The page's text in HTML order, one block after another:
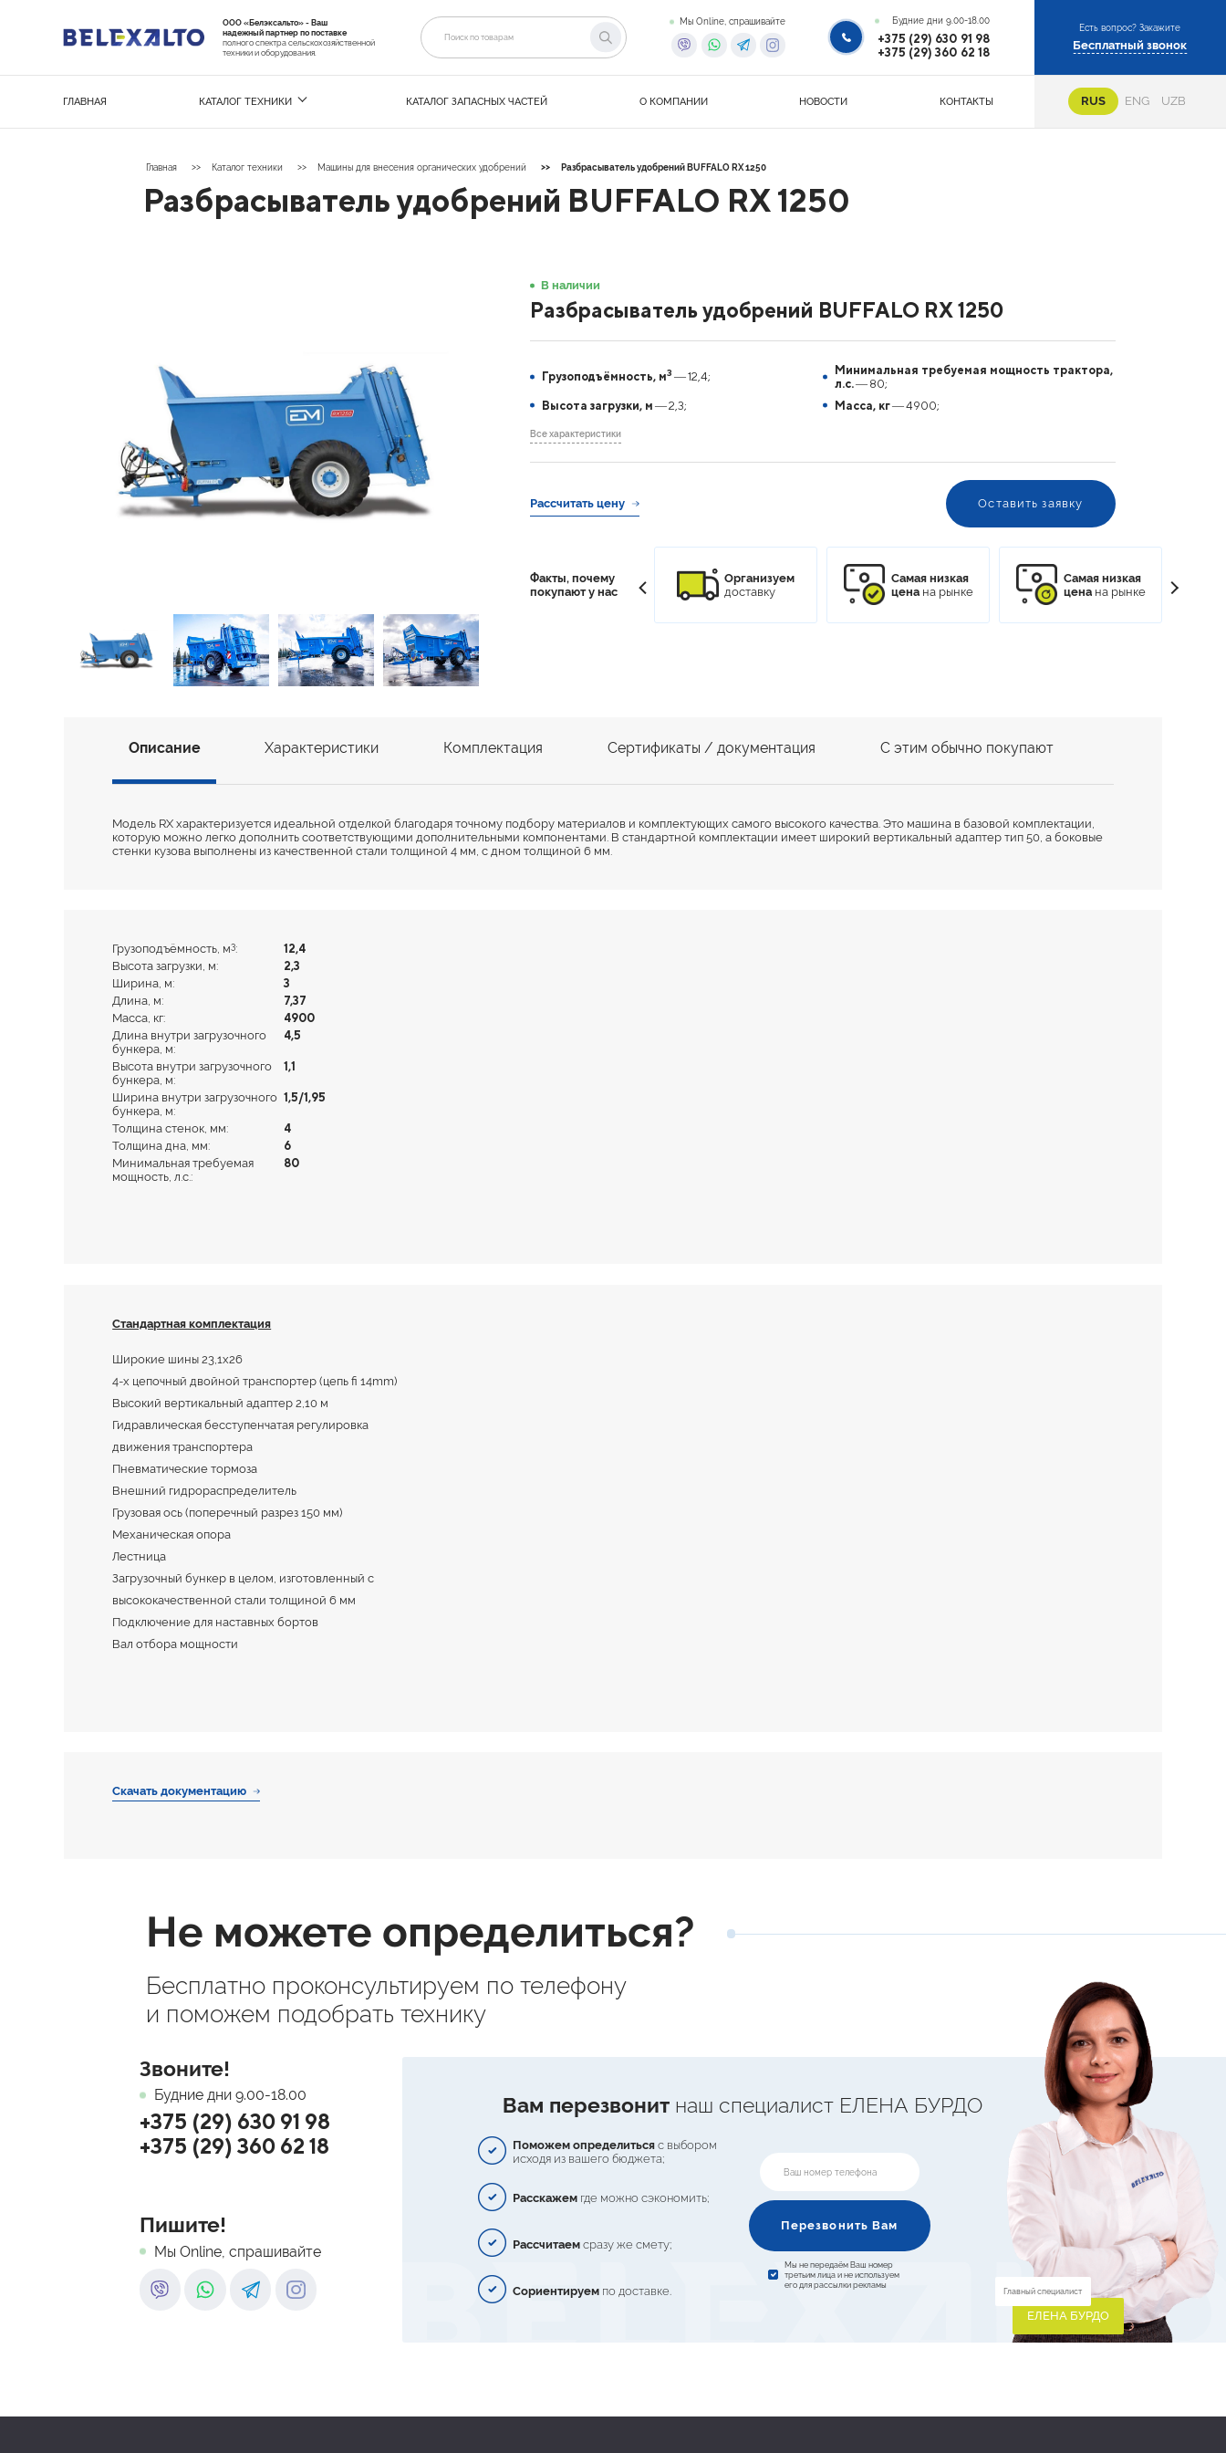
ООО «Белэксальто» - Ваш
надежный партнер по поставке
полного спектра сельскохозяйственной
техники и оборудования.
Мы Online, спрашивайте Будние дни 9.00-18.00
+375 (29) 630 91 98
+375 (29) 360 62 18
Есть вопрос? Закажите
Бесплатный звонок
ГЛАВНАЯ КАТАЛОГ ТЕХНИКИ КАТАЛОГ ЗАПАСНЫХ ЧАСТЕЙ О КОМПАНИИ НОВОСТИ КОНТАКТЫ RUS ENG UZB
Главная Каталог техники Машины для внесения органических удобрений Разбрасыватель удобрений BUFFALO RX 1250
Разбрасыватель удобрений BUFFALO RX 1250
В наличии
Разбрасыватель удобрений BUFFALO RX 1250
Грузоподъёмность, м3 ― 12,4;
Минимальная требуемая мощность трактора,
л.с.― 80;
Высота загрузки, м ― 2,3; Масса, кг― 4900;
Все характеристики
Рассчитать цену Оставить заявку
Факты, почему
покупают у нас
100% гарантия
возврата денег
Организуем
доставку
Самая низкая
ценана рынке
Самая низкая
ценана рынке
Описание Характеристики Комплектация Сертификаты / документация С этим обычно покупают
Модель RX характеризуется идеальной отделкой благодаря точному подбору материалов и комплектующих самого высокого качества. Это машина в базовой комплектации,
которую можно легко дополнить соответствующими дополнительными компонентами. В стандартной комплектации имеет широкий вертикальный адаптер тип 50, а боковые
стенки кузова выполнены из качественной стали толщиной 4 мм, с дном толщиной 6 мм.
Грузоподъёмность, м3:
12,4
Высота загрузки, м:
2,3
Ширина, м:
3
Длина, м:
7,37
Масса, кг:
4900
Длина внутри загрузочного
бункера, м:
4,5
Высота внутри загрузочного
бункера, м:
1,1
Ширина внутри загрузочного
бункера, м:
1,5/1,95
Толщина стенок, мм:
4
Толщина дна, мм:
6
Минимальная требуемая
мощность, л.с.:
80
Стандартная комплектация
Широкие шины 23,1х26
4-х цепочный двойной транспортер (цепь fi 14mm)
Высокий вертикальный адаптер 2,10 м
Гидравлическая бесступенчатая регулировка
движения транспортера
Пневматические тормоза
Внешний гидрораспределитель
Грузовая ось (поперечный разрез 150 мм)
Механическая опора
Лестница
Загрузочный бункер в целом, изготовленный с
высококачественной стали толщиной 6 мм
Подключение для наставных бортов
Вал отбора мощности
Скачать документацию
Не можете определиться?
Бесплатно проконсультируем по телефону
и поможем подобрать технику
Звоните!
Будние дни 9.00-18.00
+375 (29) 630 91 98
+375 (29) 360 62 18
Пишите!
Мы Online, спрашивайте
Вам перезвонитнаш специалист ЕЛЕНА БУРДО
Поможем определитьсяс выбором
исходя из вашего бюджета;
Расскажемгде можно сэкономить;
Рассчитаемсразу же смету;
Сориентируемпо доставке.
Перезвонить Вам
Мы не передаём Ваш номер
третьим лица и не используем
его для рассылки рекламы
Главный специалист
ЕЛЕНА БУРДО